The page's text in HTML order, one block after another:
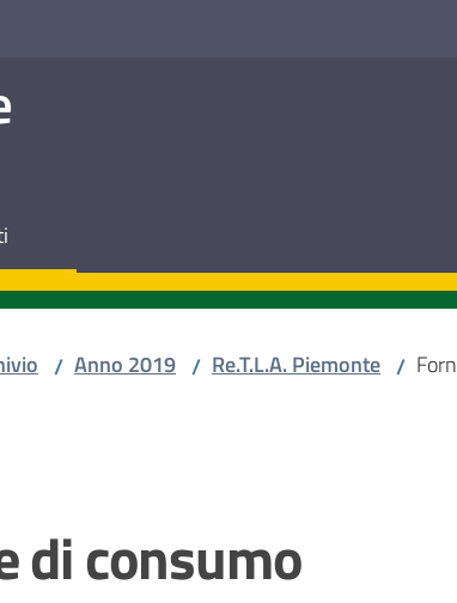
/ Anno 2019 / Re.T.L.A. Piemonte /
di consumo